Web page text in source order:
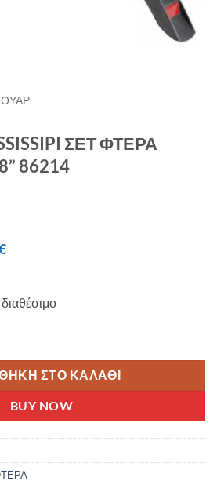
ΣΕΤ ΦΤΕΡΑ
86214
Η
είναι:
ΣΤΟ ΚΑΛΆΘΙ
BUY NOW